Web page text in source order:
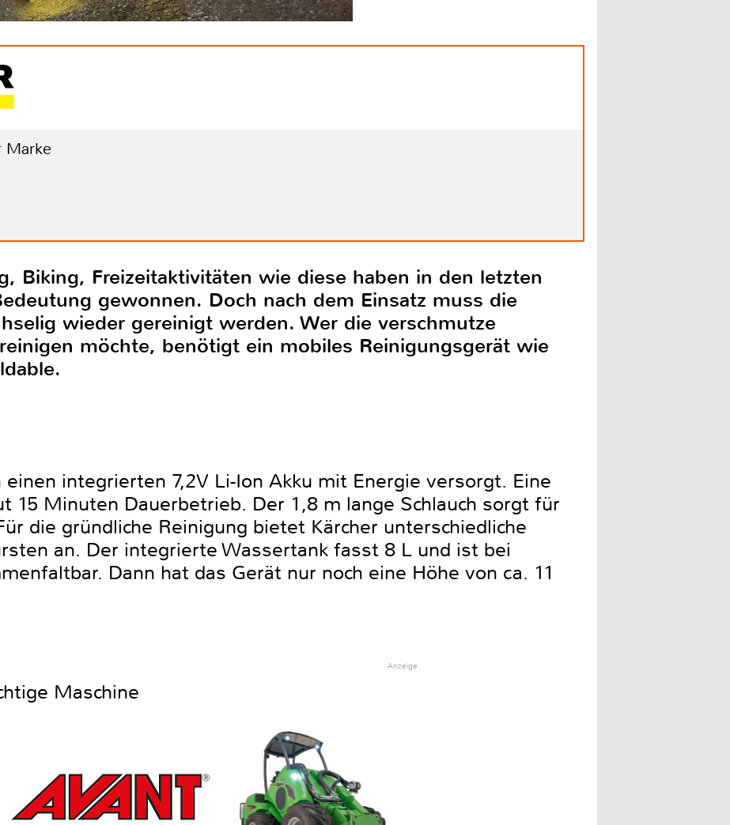
Marke
Biking, Freizeitaktivitäten wie diese haben in den letzten
gewonnen. Doch nach dem Einsatz muss die
wieder gereinigt werden. Wer die verschmutze
möchte, benötigt ein mobiles Reinigungsgerät wie
integrierten 7,2V Li-Ion Akku mit Energie versorgt. Eine
15 Minuten Dauerbetrieb. Der 1,8 m lange Schlauch sorgt für
die gründliche Reinigung bietet Kärcher unterschiedliche
an. Der integrierte Wassertank fasst 8 L und ist bei
Dann hat das Gerät nur noch eine Höhe von ca. 11
Anzeige
Maschine